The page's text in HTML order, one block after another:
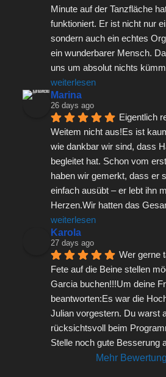
Minute auf der Tanzfläche
funktioniert. Er ist nicht nur
sondern auch ein echtes
ein wunderbarer Mensch.
uns um absolut nichts
weiterlesen
Marina
26 days ago
Eigentlich
Weitem nicht aus!Es ist
wie dankbar wir sind, dass
begleitet hat. Schon vom
haben wir gemerkt, dass er
einfach ausübt – er lebt ihn
Herzen.Wir hatten das
weiterlesen
Karola
27 days ago
Wer gerne
Fete auf die Beine stellen
Garcia buchen!!!Um deine
beantworten:Es war die
Julian vorgestern. Du warst
rücksichtsvoll beim
Stelle noch gute Besserung
Mehr